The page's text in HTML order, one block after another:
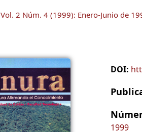
Vol. 2 Núm. 4 (1999): Enero-Junio de
DOI:
1999